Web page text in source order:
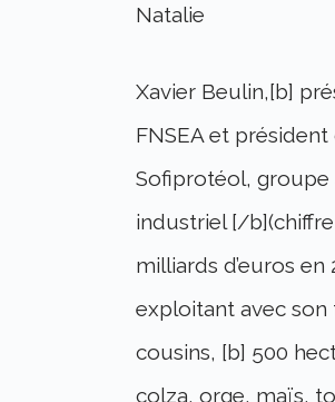
Natalie
Xavier Beulin,[b]
FNSEA et président
Sofiprotéol, groupe
industriel [/b](chiffre
milliards d’euros en
exploitant avec
cousins, [b] 500
colza, orge, maïs,